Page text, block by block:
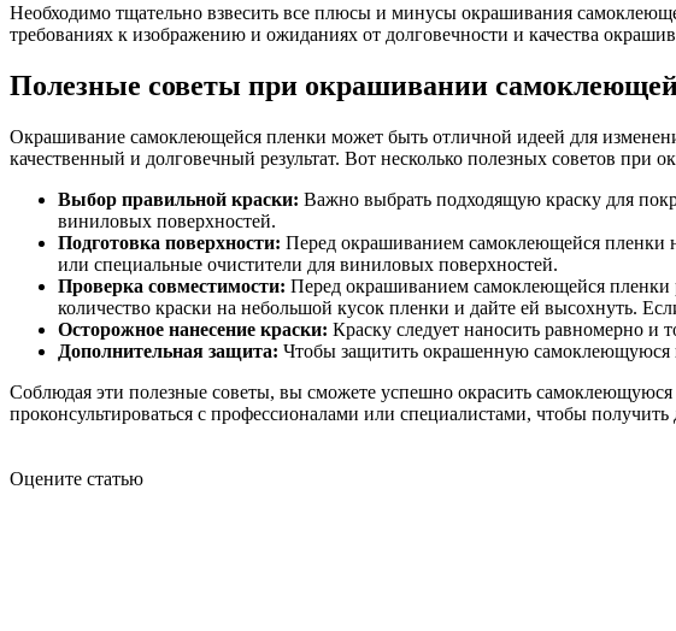
Необходимо тщательно взвесить все плюсы и минусы окрашивания
требованиях к изображению и ожиданиях от долговечности и качества
Полезные советы при окрашивании
Окрашивание самоклеющейся пленки может быть отличной идеей для
качественный и долговечный результат. Вот несколько полезных советов при
Выбор правильной краски: Важно выбрать подходящую краску для
виниловых поверхностей.
Подготовка поверхности: Перед окрашиванием самоклеющейся пленки
или специальные очистители для виниловых поверхностей.
Проверка совместимости: Перед окрашиванием самоклеющейся пленки
количество краски на небольшой кусок пленки и дайте ей высохнуть.
Осторожное нанесение краски: Краску следует наносить равномерно и
Дополнительная защита: Чтобы защитить окрашенную самоклеющуюся
Соблюдая эти полезные советы, вы сможете успешно окрасить
проконсультироваться с профессионалами или специалистами, чтобы
Оцените статью